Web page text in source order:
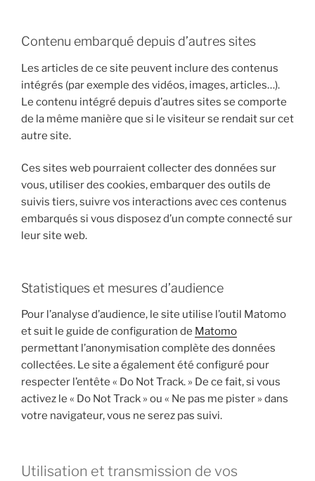
Contenu embarqué depuis d’autres sites
Les articles de ce site peuvent inclure des contenus
intégrés (par exemple des vidéos, images, articles…).
Le contenu intégré depuis d’autres sites se comporte
de la même manière que si le visiteur se rendait sur cet
autre site.
Ces sites web pourraient collecter des données sur
vous, utiliser des cookies, embarquer des outils de
suivis tiers, suivre vos interactions avec ces contenus
embarqués si vous disposez d’un compte connecté sur
leur site web.
Statistiques et mesures d’audience
Pour l’analyse d’audience, le site utilise l’outil Matomo
et suit le guide de configuration de Matomo
permettant l’anonymisation complète des données
collectées. Le site a également été configuré pour
respecter l’entête « Do Not Track. » De ce fait, si vous
activez le « Do Not Track » ou « Ne pas me pister » dans
votre navigateur, vous ne serez pas suivi.
Utilisation et transmission de vos